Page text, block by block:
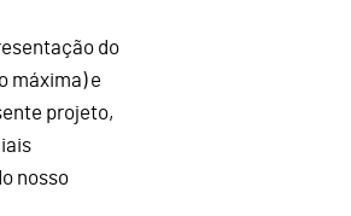
do
máxima) e
projeto,
nosso